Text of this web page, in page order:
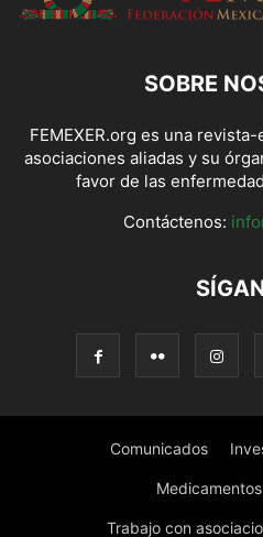
SOBRE
FEMEXER.org es una
asociaciones aliadas y su
favor de las
Contáctenos:
Comunicados
Trabajo con